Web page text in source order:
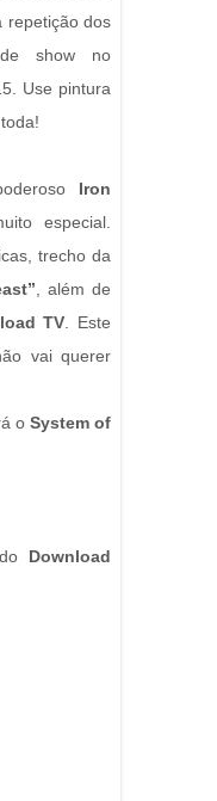
repetição dos
show no
Use pintura
Iron
especial.
trecho da
, além de
TV . Este
vai querer
o System of
Download